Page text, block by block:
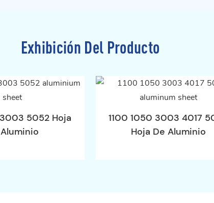
Exhibición Del Producto
5052 Hoja
1100 1050 3003 4017
Hoja De Aluminio